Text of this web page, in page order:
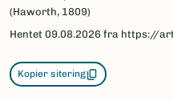
(Haworth, 1809)
Hentet 09.08.2026 fra https://
Kopier sitering